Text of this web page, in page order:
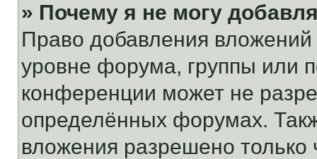
» Почему я не могу
Право добавления
уровне форума, группы или
конференции может не
определённых форумах.
вложения разрешено